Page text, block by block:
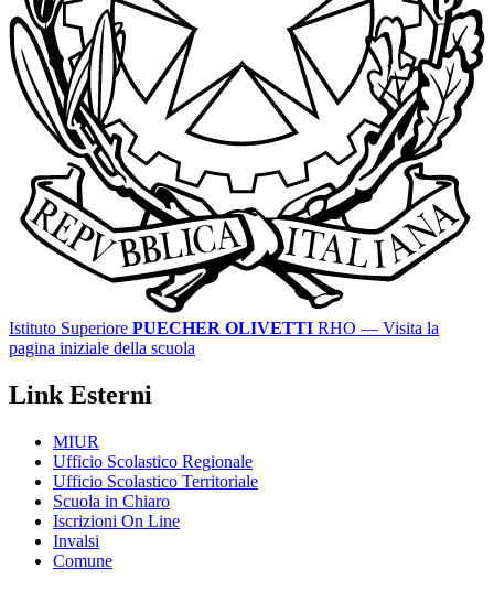
Istituto Superiore PUECHER OLIVETTI RHO — Visita la
pagina iniziale della scuola
Link Esterni
MIUR
Ufficio Scolastico Regionale
Ufficio Scolastico Territoriale
Scuola in Chiaro
Iscrizioni On Line
Invalsi
Comune